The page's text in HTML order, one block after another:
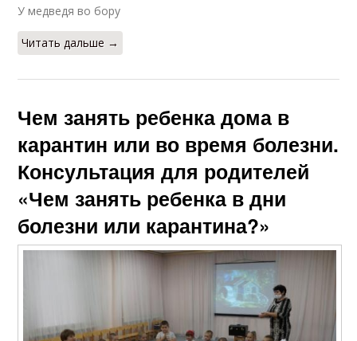
У медведя во бору
Читать дальше →
Чем занять ребенка дома в
карантин или во время болезни.
Консультация для родителей
«Чем занять ребенка в дни
болезни или карантина?»